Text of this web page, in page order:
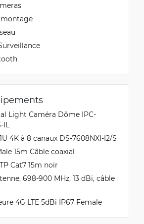
montage
Light Caméra Dôme IPC-
IL
4K à 8 canaux DS-7608NXI-I2/S
15m Câble coaxial
Cat7 15m noir
698-900 MHz, 13 dBi, câble
4G LTE 5dBi IP67 Female